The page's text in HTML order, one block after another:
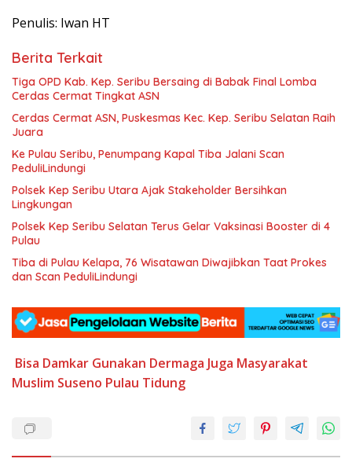
Penulis: Iwan HT
Berita Terkait
Tiga OPD Kab. Kep. Seribu Bersaing di Babak Final Lomba
Cerdas Cermat Tingkat ASN
Cerdas Cermat ASN, Puskesmas Kec. Kep. Seribu Selatan Raih
Juara
Ke Pulau Seribu, Penumpang Kapal Tiba Jalani Scan
PeduliLindungi
Polsek Kep Seribu Utara Ajak Stakeholder Bersihkan
Lingkungan
Polsek Kep Seribu Selatan Terus Gelar Vaksinasi Booster di 4
Pulau
Tiba di Pulau Kelapa, 76 Wisatawan Diwajibkan Taat Prokes
dan Scan PeduliLindungi
Bisa Damkar Gunakan Dermaga Juga Masyarakat
Muslim Suseno Pulau Tidung